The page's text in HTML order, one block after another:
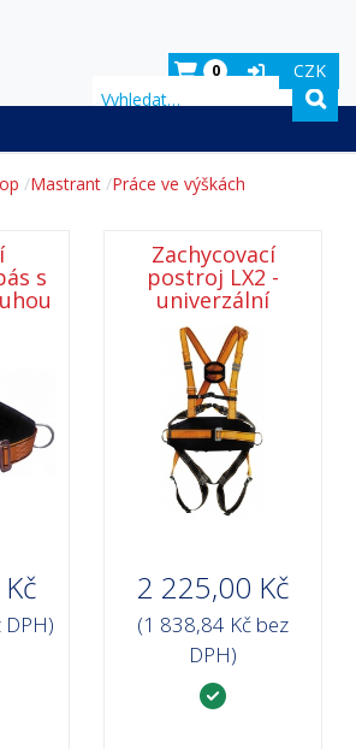
CZK
0
Hledat
Mastrant Práce ve výškách
s
Zachycovací
postroj LX2 -
univerzální
2 225,00 Kč
(1 838,84 Kč bez
DPH)